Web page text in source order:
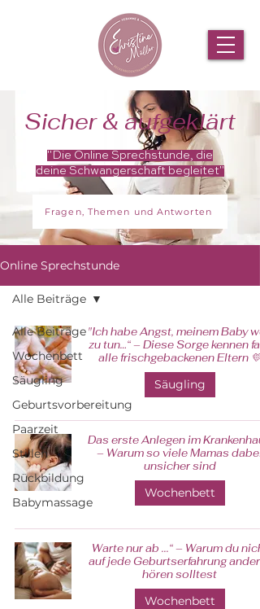
Sicher & aufgeklärt
"Die Online Sprechstunde, die
deine Schwangerschaft begleitet"
Fragen, Themen und Antworten
Online Sprechstunde
Alle Beiträge
Wochenbett
Säugling
Geburtsvorbereitung
Paarzeit
Stillen
Rückbildung
Babymassage
Alle Beiträge
"Ich habe Angst, meinem Baby
zu tun…“ – Diese Sorge kennen
alle frischgebackenen Eltern 💛
Säugling
Das erste Anlegen im
– Warum so viele Mamas dabei
unsicher sind
Wochenbett
Warte nur ab ...“ – Warum du nicht
auf jede Geburtserfahrung
hören solltest
Wochenbett